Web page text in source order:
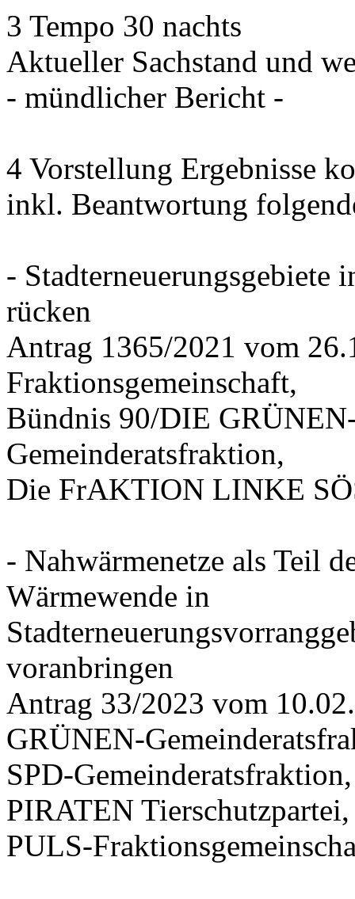
3 Tempo 30 nachts
Aktueller Sachstand und
- mündlicher Bericht -
4 Vorstellung Ergebnisse
inkl. Beantwortung
- Stadterneuerungsgebiete
rücken
Antrag 1365/2021 vom
Fraktionsgemeinschaft,
Bündnis 90/DIE
Gemeinderatsfraktion,
Die FrAKTION LINKE
- Nahwärmenetze als Teil
Wärmewende in
voranbringen
Antrag 33/2023 vom
GRÜNEN-
SPD-
PIRATEN Tierschutzpartei,
PULS-